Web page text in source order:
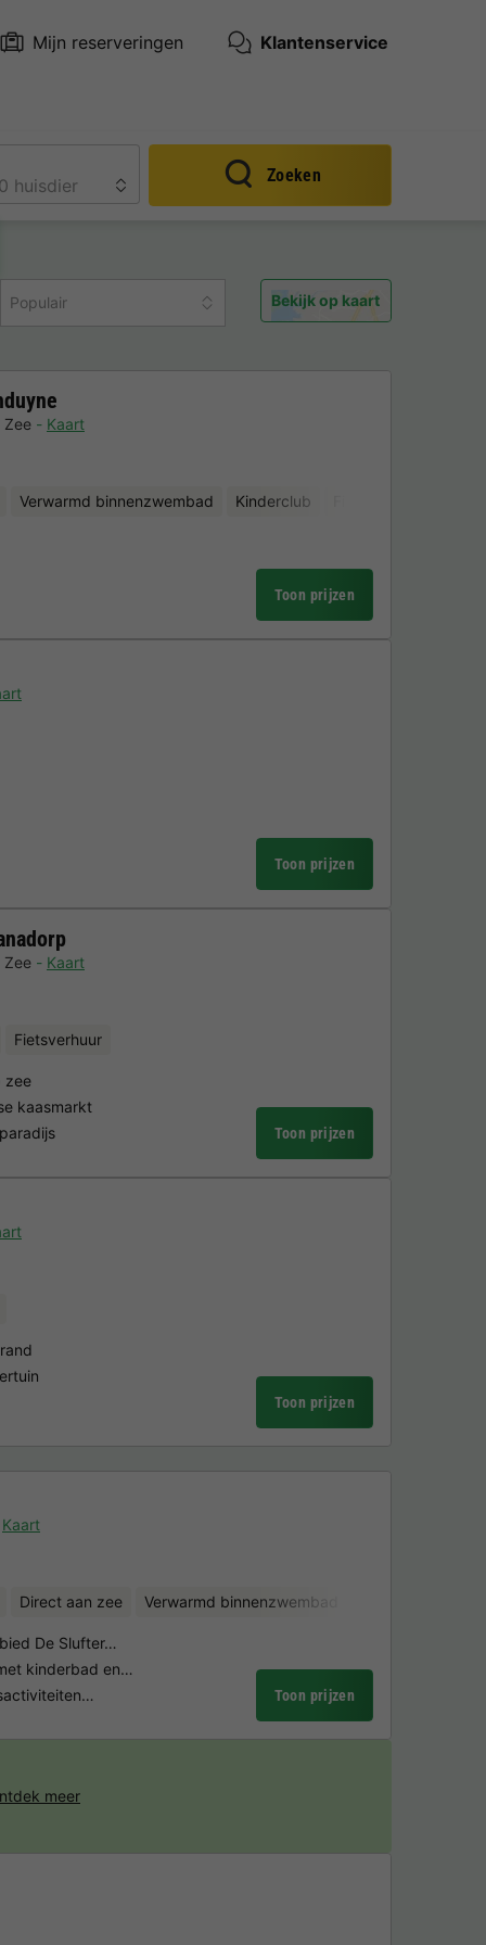
Mijn reserveringen Klantenservice
Zoeken
Populair Bekijk op kaart
Zee
Kaart
Verwarmd binnenzwembad Kinderclub
Toon prijzen
Toon prijzen
Zee
Kaart
Fietsverhuur
zee
kaasmarkt
Toon prijzen
Toon prijzen
Kaart
Direct aan zee Verwarmd binnenzwembad
De Slufter…
kinderbad en…
Toon prijzen
meer